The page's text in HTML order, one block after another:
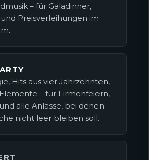
– für Galadinner,
Preisverleihungen im
Hits aus vier Jahrzehnten,
– für Firmenfeiern,
alle Anlässe, bei denen
nicht leer bleiben soll.